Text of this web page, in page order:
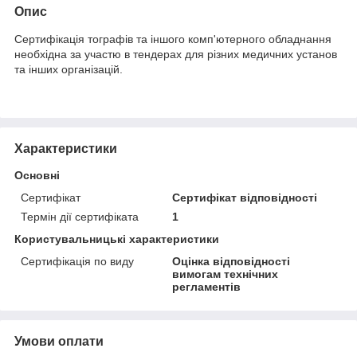
Опис
Сертифікація тографів та іншого комп'ютерного обладнання
необхідна за участю в тендерах для різних медичних установ
та інших організацій.
Характеристики
Основні
Сертифікат
Сертифікат відповідності
Термін дії сертифіката
1
Користувальницькі характеристики
Сертифікація по виду
Оцінка відповідності
вимогам технічних
регламентів
Умови оплати